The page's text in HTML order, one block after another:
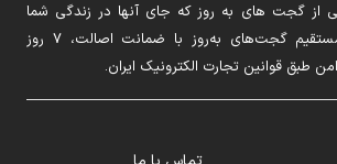
از گجت های به روز که جای آنها در زندگی شما
خالیست! واردکننده مستقیم گجت‌های به‌روز با ضمانت اصالت، ۷ روز
طبق قوانین تجارت الکترونیک ایران.